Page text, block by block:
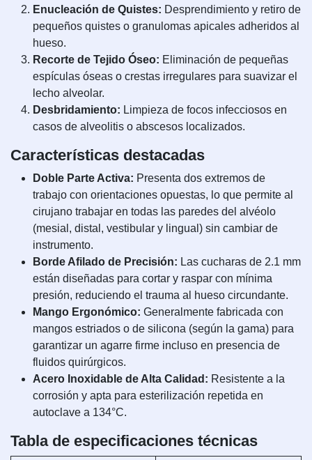
Enucleación de Quistes: Desprendimiento y retiro de
pequeños quistes o granulomas apicales adheridos al
hueso.
Recorte de Tejido Óseo: Eliminación de pequeñas
espículas óseas o crestas irregulares para suavizar el
lecho alveolar.
Desbridamiento: Limpieza de focos infecciosos en
casos de alveolitis o abscesos localizados.
Características destacadas
Doble Parte Activa: Presenta dos extremos de
trabajo con orientaciones opuestas, lo que permite al
cirujano trabajar en todas las paredes del alvéolo
(mesial, distal, vestibular y lingual) sin cambiar de
instrumento.
Borde Afilado de Precisión: Las cucharas de 2.1 mm
están diseñadas para cortar y raspar con mínima
presión, reduciendo el trauma al hueso circundante.
Mango Ergonómico: Generalmente fabricada con
mangos estriados o de silicona (según la gama) para
garantizar un agarre firme incluso en presencia de
fluidos quirúrgicos.
Acero Inoxidable de Alta Calidad: Resistente a la
corrosión y apta para esterilización repetida en
autoclave a 134°C.
Tabla de especificaciones técnicas